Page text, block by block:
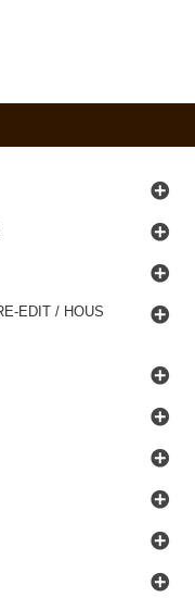
EDIT / HOUS